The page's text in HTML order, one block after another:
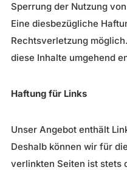
Sperrung der Nutzung
Eine diesbezügliche
Rechtsverletzung
diese Inhalte umgehend
Haftung für Links
Unser Angebot enthält
Deshalb können wir für
verlinkten Seiten ist stets